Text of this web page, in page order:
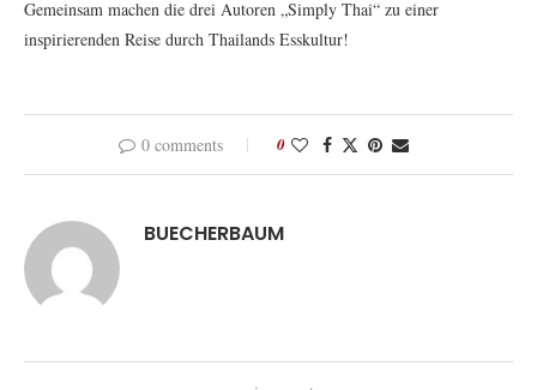
Gemeinsam machen die drei Autoren „Simply Thai“ zu einer
inspirierenden Reise durch Thailands Esskultur!
0 comments 0
BUECHERBAUM